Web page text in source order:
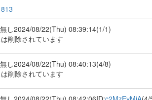
し2024/08/22(Thu) 08:39:14(1/1)
削除されています
し2024/08/22(Thu) 08:40:13(4/8)
削除されています